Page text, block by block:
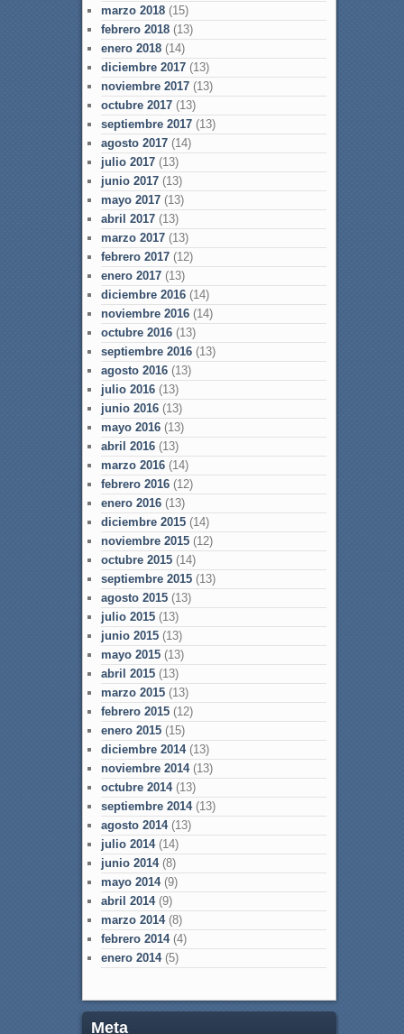
marzo 2018(15)
febrero 2018(13)
enero 2018(14)
diciembre 2017(13)
noviembre 2017(13)
octubre 2017(13)
septiembre 2017(13)
agosto 2017(14)
julio 2017(13)
junio 2017(13)
mayo 2017(13)
abril 2017(13)
marzo 2017(13)
febrero 2017(12)
enero 2017(13)
diciembre 2016(14)
noviembre 2016(14)
octubre 2016(13)
septiembre 2016(13)
agosto 2016(13)
julio 2016(13)
junio 2016(13)
mayo 2016(13)
abril 2016(13)
marzo 2016(14)
febrero 2016(12)
enero 2016(13)
diciembre 2015(14)
noviembre 2015(12)
octubre 2015(14)
septiembre 2015(13)
agosto 2015(13)
julio 2015(13)
junio 2015(13)
mayo 2015(13)
abril 2015(13)
marzo 2015(13)
febrero 2015(12)
enero 2015(15)
diciembre 2014(13)
noviembre 2014(13)
octubre 2014(13)
septiembre 2014(13)
agosto 2014(13)
julio 2014(14)
junio 2014(8)
mayo 2014(9)
abril 2014(9)
marzo 2014(8)
febrero 2014(4)
enero 2014(5)
Meta